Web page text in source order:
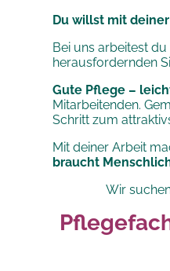
Du willst mit
Bei uns arbeitest
herausfordernden
Gute Pflege –
Mitarbeitenden.
Schritt zum
Mit deiner Arbeit
braucht
Wir